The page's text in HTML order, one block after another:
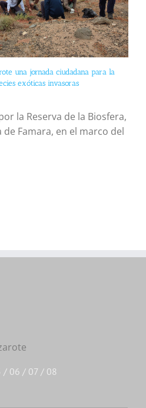
una jornada ciudadana para la
exóticas invasoras
la Reserva de la Biosfera,
Famara, en el marco del
/ 06 / 07 / 08